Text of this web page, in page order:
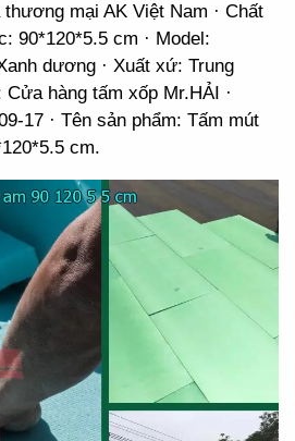
mại AK Việt Nam · Chất
90*120*5.5 cm · Model:
dương · Xuất xứ: Trung
hàng tấm xốp Mr.HẢI ·
17 · Tên sản phẩm: Tấm mút
cm.